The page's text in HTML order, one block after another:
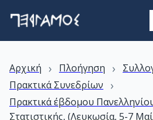
Αρχική › Πλοήγηση ›
Πρακτικά Συνεδρίων ›
Πρακτικά έβδομου
Στατιστικής, (Λευκωσία, 5-7